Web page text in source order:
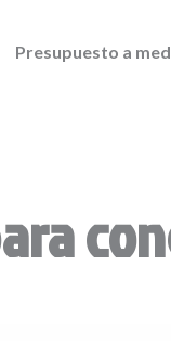
Presupuesto a